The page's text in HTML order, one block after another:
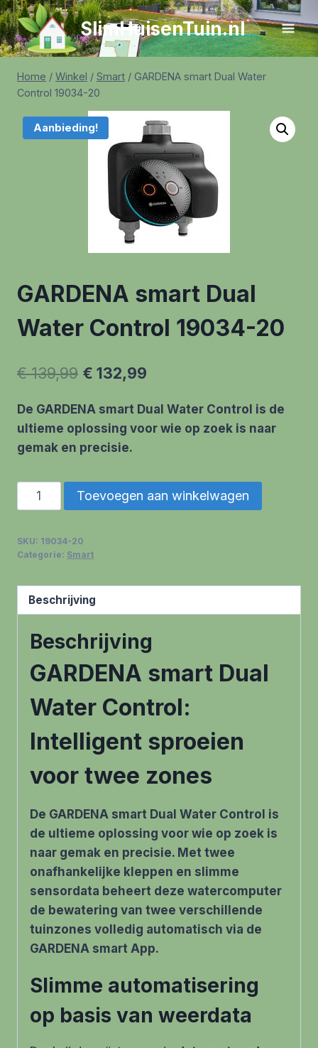
Doorgaan
naar
inhoud
SlimHuisenTuin.nl
Home / Winkel / Smart / GARDENA smart Dual Water
Control 19034-20
Aanbieding!
GARDENA smart Dual
Water Control 19034-20
€139,99 Oorspronkelijke
was:
€ 139,99.
€ 132,99
De GARDENA smart Dual Water Control is de
ultieme oplossing voor wie op zoek is naar
gemak en precisie.
GARDENA
smart
Water
19034-
20
Toevoegen aan winkelwagen
SKU: 19034-20
Categorie: Smart
Beschrijving
Beschrijving
GARDENA smart Dual
Water Control:
Intelligent sproeien
voor twee zones
De GARDENA smart Dual Water Control is
de ultieme oplossing voor wie op zoek is
naar gemak en precisie. Met twee
onafhankelijke kleppen en slimme
sensordata beheert deze watercomputer
de bewatering van twee verschillende
tuinzones volledig automatisch via de
GARDENA smart App.
Slimme automatisering
op basis van weerdata